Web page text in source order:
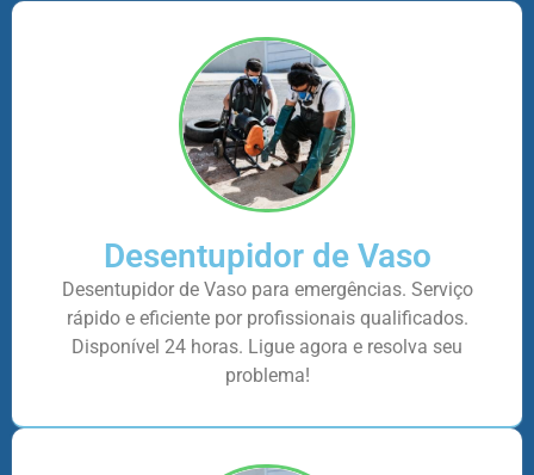
Desentupidor de Vaso
Desentupidor de Vaso para emergências. Serviço
rápido e eficiente por profissionais qualificados.
Disponível 24 horas. Ligue agora e resolva seu
problema!